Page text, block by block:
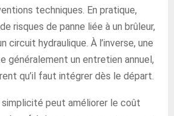
techniques. En pratique,
risques de panne liée à un brûleur,
circuit hydraulique. À l’inverse, une
généralement un entretien annuel,
qu’il faut intégrer dès le départ.
peut améliorer le coût